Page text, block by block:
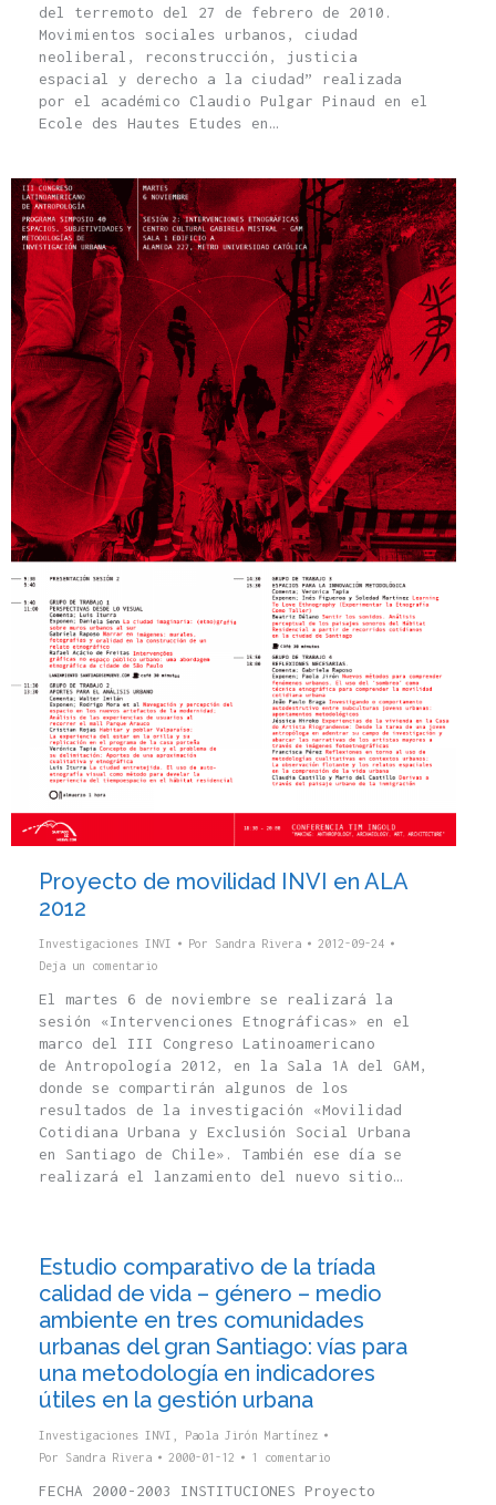
del terremoto del 27 de febrero de 2010.
Movimientos sociales urbanos, ciudad
neoliberal, reconstrucción, justicia
espacial y derecho a la ciudad” realizada
por el académico Claudio Pulgar Pinaud en el
Ecole des Hautes Etudes en…
Proyecto de movilidad INVI en ALA
2012
Investigaciones INVI Por Sandra Rivera
2012-09-24
Deja un comentario
El martes 6 de noviembre se realizará la
sesión «Intervenciones Etnográficas» en el
marco del III Congreso Latinoamericano
de Antropología 2012, en la Sala 1A del GAM,
donde se compartirán algunos de los
resultados de la investigación «Movilidad
Cotidiana Urbana y Exclusión Social Urbana
en Santiago de Chile». También ese día se
realizará el lanzamiento del nuevo sitio…
Estudio comparativo de la tríada
calidad de vida – género – medio
ambiente en tres comunidades
urbanas del gran Santiago: vías para
una metodología en indicadores
útiles en la gestión urbana
Investigaciones INVI
Paola Jirón Martínez
Por Sandra Rivera 2000-01-12 1 comentario
FECHA 2000-2003 INSTITUCIONES Proyecto